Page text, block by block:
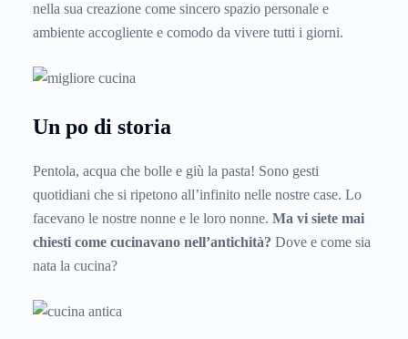
nella sua creazione come sincero spazio personale e
ambiente accogliente e comodo da vivere tutti i giorni.
Un po di storia
Pentola, acqua che bolle e giù la pasta! Sono gesti
quotidiani che si ripetono all’infinito nelle nostre case. Lo
facevano le nostre nonne e le loro nonne. Ma vi siete mai
chiesti come cucinavano nell’antichità? Dove e come sia
nata la cucina?